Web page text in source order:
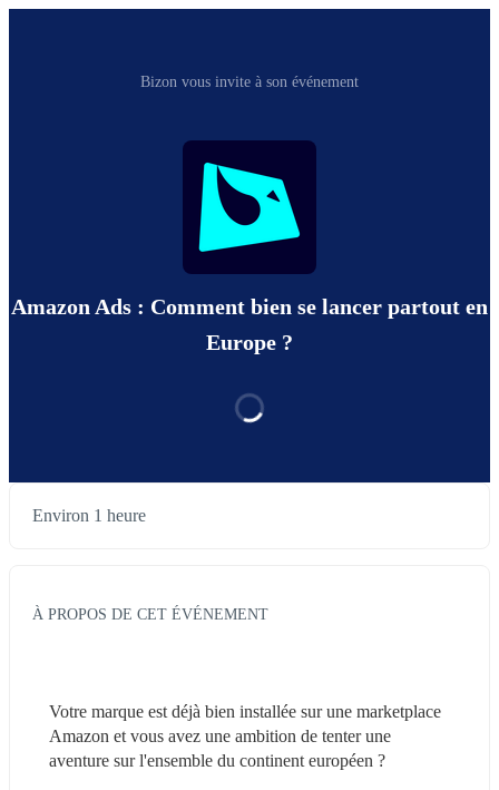
Bizon vous invite à son événement
Amazon Ads : Comment bien se lancer partout en
Europe ?
Environ 1 heure
À PROPOS DE CET ÉVÉNEMENT
Votre marque est déjà bien installée sur une marketplace
Amazon et vous avez une ambition de tenter une
aventure sur l'ensemble du continent européen ?